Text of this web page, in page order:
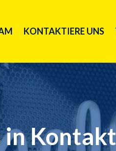
KONTAKTIERE UNS
in Kontakt